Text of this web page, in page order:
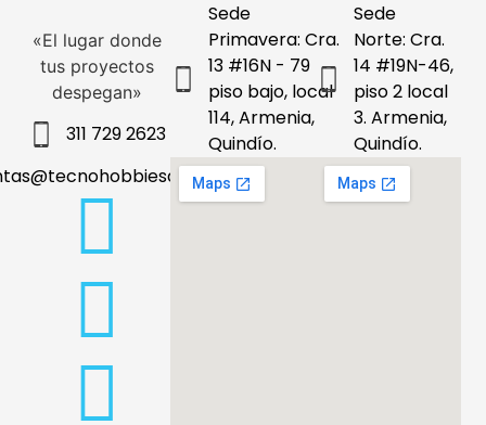
«El lugar donde
tus proyectos
despegan»
311 729 2623
Sede
Primavera: Cra.
13 #16N - 79
piso bajo, local
114, Armenia,
Quindío.
Sede
Norte: Cra.
14 #19N-46,
piso 2 local
3. Armenia,
Quindío.